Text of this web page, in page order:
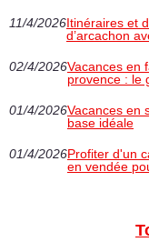
11/4/2026Itinéraires et
d’arcachon
02/4/2026Vacances en
provence : le
01/4/2026Vacances en
base idéale
01/4/2026Profiter d'un
en vendée